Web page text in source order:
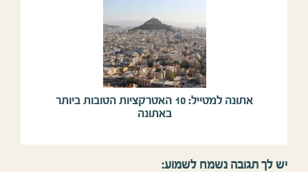
אתונה למטייל: 10 האטרקציות הטובות ביותר
באתונה
יש לך תגובה נשמח לשמוע: